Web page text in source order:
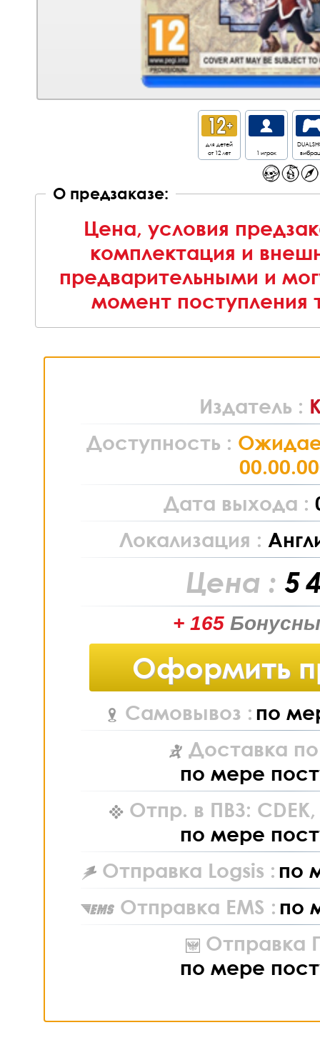
для детей
от 12 лет
1 игрок
О предзаказе:
Цена, условия
комплектация и
предварительными и
момент поступления
Издатель :
Доступность :
Дата выхода :
Локализация :
Цена : 5
+ 165
Оформить
Самовывоз : по
Доставка
по мере
Отпр. в ПВЗ: CDEK,
по мере
Отправка Logsis : по
Отправка EMS : по
Отправка
по мере